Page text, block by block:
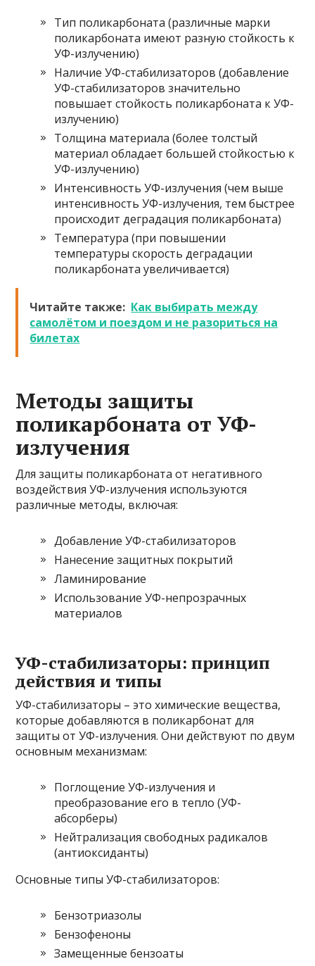
Тип поликарбоната (различные марки
поликарбоната имеют разную стойкость к
УФ-излучению)
Наличие УФ-стабилизаторов (добавление
УФ-стабилизаторов значительно
повышает стойкость поликарбоната к УФ-
излучению)
Толщина материала (более толстый
материал обладает большей стойкостью к
УФ-излучению)
Интенсивность УФ-излучения (чем выше
интенсивность УФ-излучения, тем быстрее
происходит деградация поликарбоната)
Температура (при повышении
температуры скорость деградации
поликарбоната увеличивается)
Читайте также: Как выбирать между
самолётом и поездом и не разориться на
билетах
Методы защиты
поликарбоната от УФ-
излучения
Для защиты поликарбоната от негативного
воздействия УФ-излучения используются
различные методы, включая:
Добавление УФ-стабилизаторов
Нанесение защитных покрытий
Ламинирование
Использование УФ-непрозрачных
материалов
УФ-стабилизаторы: принцип
действия и типы
УФ-стабилизаторы – это химические вещества,
которые добавляются в поликарбонат для
защиты от УФ-излучения. Они действуют по двум
основным механизмам:
Поглощение УФ-излучения и
преобразование его в тепло (УФ-
абсорберы)
Нейтрализация свободных радикалов
(антиоксиданты)
Основные типы УФ-стабилизаторов:
Бензотриазолы
Бензофеноны
Замещенные бензоаты